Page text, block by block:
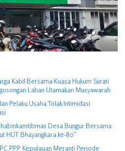
Kabil Bersama Kuasa Hukum Surati
Lahan Utamakan Musyawarah
Pelaku Usaha Tolak Intimidasi
Desa Bungur Bersama
HUT Bhayangkara ke-80″
PPP Kepulauan Meranti Periode